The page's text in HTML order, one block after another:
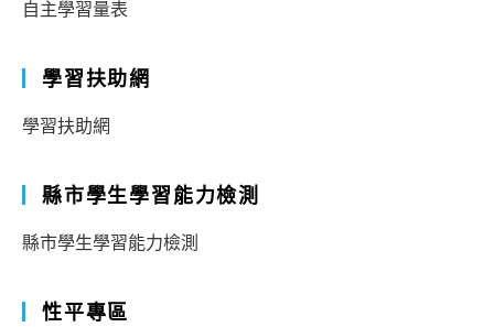
自主學習量表
學習扶助網
學習扶助網
縣市學生學習能力檢測
縣市學生學習能力檢測
性平專區